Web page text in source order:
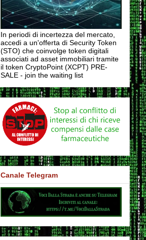
In periodi di incertezza del mercato,
accedi a un'offerta di Security Token
(STO) che coinvolge token digitali
associati ad asset immobiliari tramite
il token CryptoPoint (XCPT) PRE-
SALE - join the waiting list
Canale Telegram